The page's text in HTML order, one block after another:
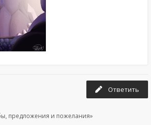
Ответить
предложения и пожелания»